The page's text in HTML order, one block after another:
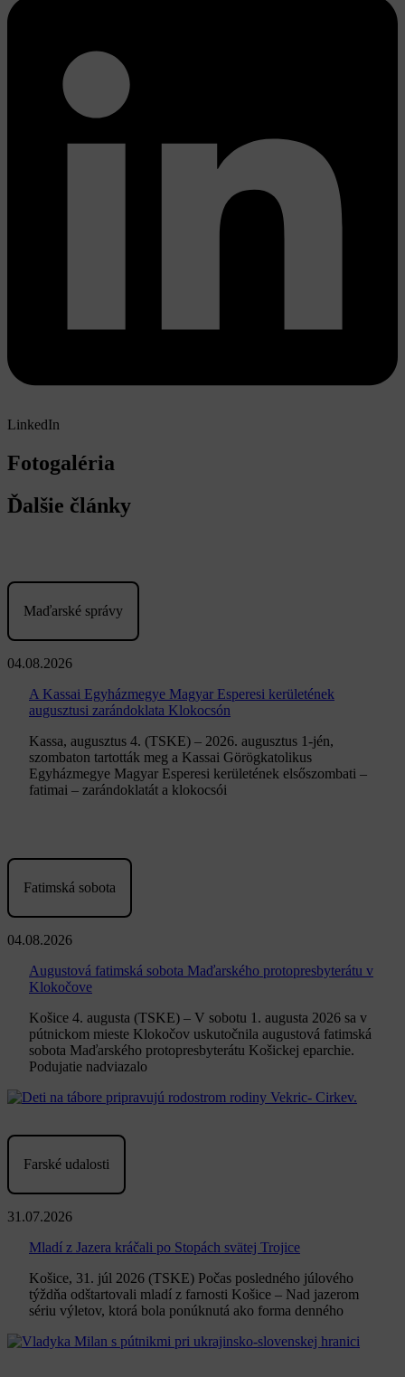
LinkedIn
Fotogaléria
Ďalšie články
Maďarské správy
04.08.2026
A Kassai Egyházmegye Magyar Esperesi kerületének
augusztusi zarándoklata Klokocsón
Kassa, augusztus 4. (TSKE) – 2026. augusztus 1-jén,
szombaton tartották meg a Kassai Görögkatolikus
Egyházmegye Magyar Esperesi kerületének elsőszombati –
fatimai – zarándoklatát a klokocsói
Fatimská sobota
04.08.2026
Augustová fatimská sobota Maďarského protopresbyterátu v
Klokočove
Košice 4. augusta (TSKE) – V sobotu 1. augusta 2026 sa v
pútnickom mieste Klokočov uskutočnila augustová fatimská
sobota Maďarského protopresbyterátu Košickej eparchie.
Podujatie nadviazalo
Farské udalosti
31.07.2026
Mladí z Jazera kráčali po Stopách svätej Trojice
Košice, 31. júl 2026 (TSKE) Počas posledného júlového
týždňa odštartovali mladí z farnosti Košice – Nad jazerom
sériu výletov, ktorá bola ponúknutá ako forma denného